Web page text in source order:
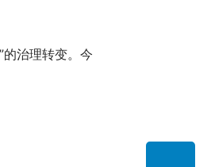
治理转变。今